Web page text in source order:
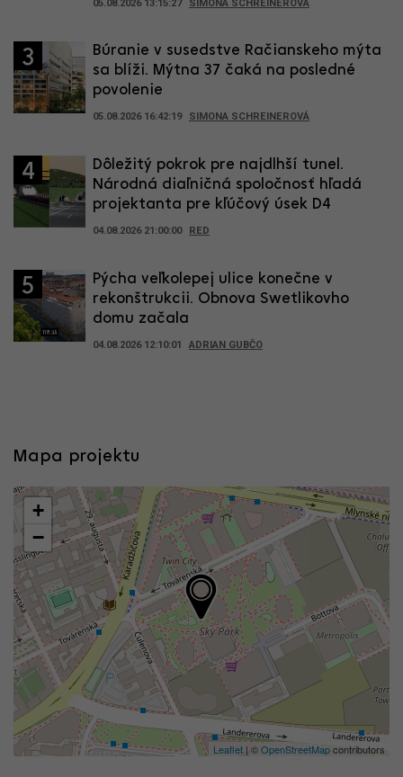
05.08.2026 13:15:27 SIMONA SCHREINEROVÁ
3
Búranie v susedstve Račianskeho mýta
sa blíži. Mýtna 37 čaká na posledné
povolenie
05.08.2026 16:42:19 SIMONA SCHREINEROVÁ
4
Dôležitý pokrok pre najdlhší tunel.
Národná diaľničná spoločnosť hľadá
projektanta pre kľúčový úsek D4
04.08.2026 21:00:00 RED
5
Pýcha veľkolepej ulice konečne v
rekonštrukcii. Obnova Swetlikovho
domu začala
04.08.2026 12:10:01 ADRIAN GUBČO
Mapa projektu
+
−
Leaflet | ©OpenStreetMapcontributors